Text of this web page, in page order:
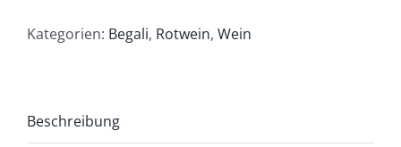
2021
Menge
Kategorien: Begali, Rotwein, Wein
Beschreibung